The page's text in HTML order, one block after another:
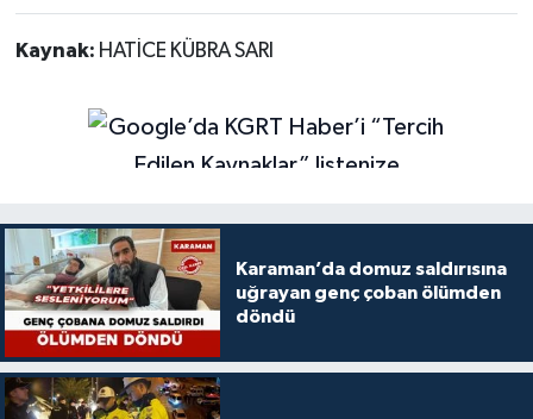
Kaynak: HATİCE KÜBRA SARI
Karaman’da domuz saldırısına
uğrayan genç çoban ölümden
döndü